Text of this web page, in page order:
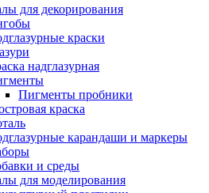
для декорирования
краски
надглазурная
Пигменты пробники
краска
карандаши и маркеры
и среды
для моделирования